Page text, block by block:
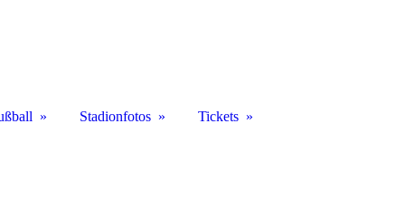
Stadionfotos Tickets